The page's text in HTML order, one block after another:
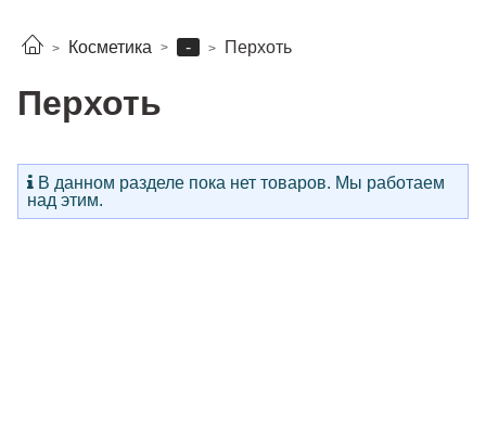
Косметика - Перхоть
Перхоть
В данном разделе пока нет товаров. Мы работаем
над этим.